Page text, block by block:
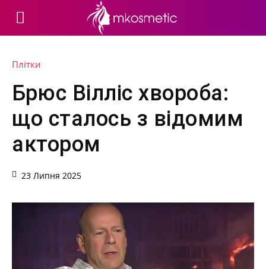
Плітки
Брюс Вілліс хвороба:
що сталось з відомим
актором
23 Липня 2025